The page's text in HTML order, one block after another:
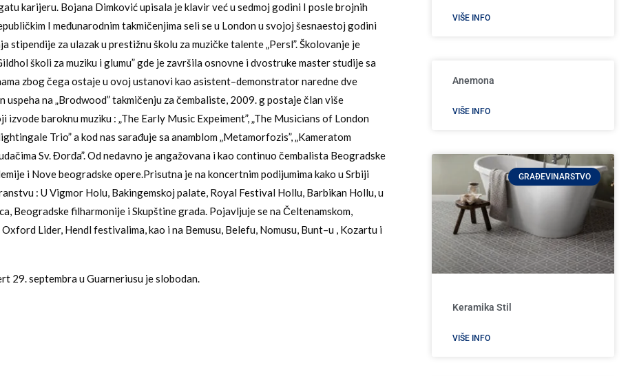
karijeru. Bojana Dimković upisala je klavir već u sedmoj godini I posle brojnih
I međunarodnim takmičenjima seli se u London u svojoj šesnaestoj godini
stipendije za ulazak u prestižnu školu za muzičke talente „Persl”. Školovanje je
školi za muziku i glumu” gde je završila osnovne i dvostruke master studije sa
zbog čega ostaje u ovoj ustanovi kao asistent–demonstrator naredne dve
uspeha na „Brodwood” takmičenju za čembaliste, 2009. g postaje član više
izvode baroknu muziku : „The Early Music Expeiment”, „The Musicians of London
Trio” a kod nas sarađuje sa anamblom „Metamorfozis”, „Kameratom
Sv. Đorđa”. Od nedavno je angažovana i kao continuo čembalista Beogradske
i Nove beogradske opere.Prisutna je na koncertnim podijumima kako u Srbiji
: U Vigmor Holu, Bakingemskoj palate, Royal Festival Hollu, Barbikan Hollu, u
Beogradske filharmonije i Skupštine grada. Pojavljuje se na Čeltenamskom,
Oxford Lider, Hendl festivalima, kao i na Bemusu, Belefu, Nomusu, Bunt–u , Kozartu i
29. septembra u Guarneriusu je slobodan.
VIŠE INFO
Anemona
VIŠE INFO
GRAĐEVINARSTVO
Keramika Stil
VIŠE INFO